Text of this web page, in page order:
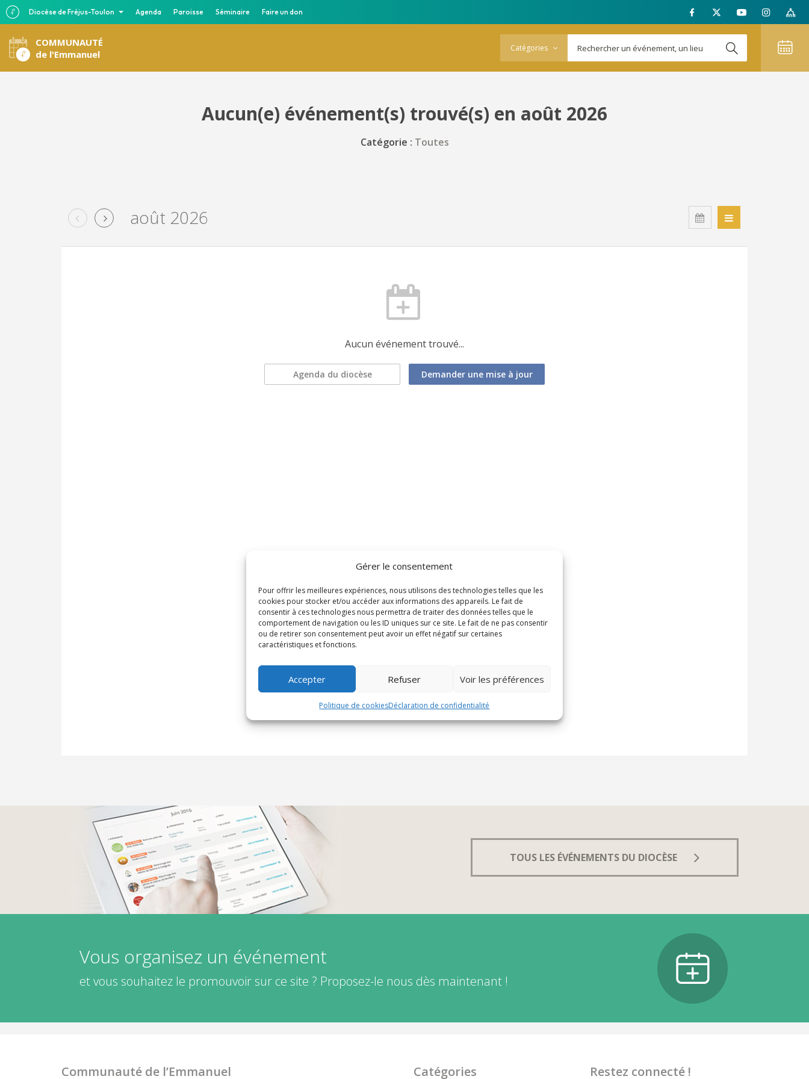
Diocèse de Fréjus-Toulon Agenda Paroisse Séminaire Faire un don
Gérer le consentement
Pour offrir les meilleures expériences, nous utilisons des technologies telles que les
cookies pour stocker et/ou accéder aux informations des appareils. Le fait de
consentir à ces technologies nous permettra de traiter des données telles que le
comportement de navigation ou les ID uniques sur ce site. Le fait de ne pas consentir
ou de retirer son consentement peut avoir un effet négatif sur certaines
caractéristiques et fonctions.
Accepter Refuser Voir les préférences
Politique de cookiesDéclaration de confidentialité
COMMUNAUTÉ
de l'Emmanuel
Catégories
Aucun(e) événement(s) trouvé(s) en août 2026
Catégorie : Toutes
août 2026
Aucun événement trouvé...
Agenda du diocèse Demander une mise à jour
TOUS LES ÉVÉNEMENTS DU DIOCÈSE
Vous organisez un événement
et vous souhaitez le promouvoir sur ce site ? Proposez-le nous dès maintenant !
Communauté de l’Emmanuel Catégories Restez connecté !